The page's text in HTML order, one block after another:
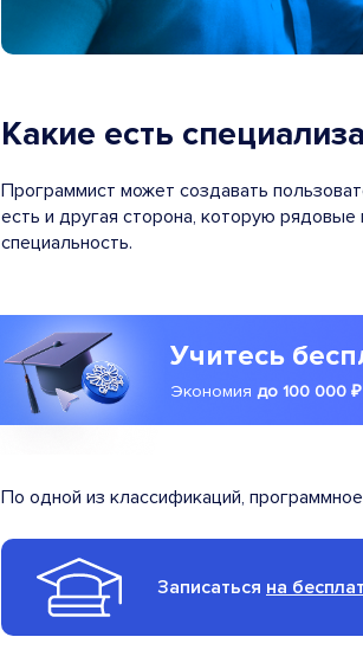
Какие есть
Программист может создавать
есть и другая сторона, которую
специальность.
Учитесь
Экономиядо 100 000 ₽
По одной из классификаций,
Записаться на